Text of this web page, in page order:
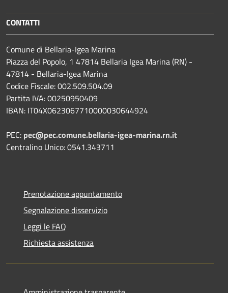
CONTATTI
Comune di Bellaria-Igea Marina
Piazza del Popolo, 1 47814 Bellaria Igea Marina (RN) -
47814 - Bellaria-Igea Marina
Codice Fiscale: 002.509.504.09
Partita IVA: 00250950409
IBAN: IT04X0623067710000030644924
PEC: pec@pec.comune.bellaria-igea-marina.rn.it
Centralino Unico: 0541.343711
Prenotazione appuntamento
Segnalazione disservizio
Leggi le FAQ
Richiesta assistenza